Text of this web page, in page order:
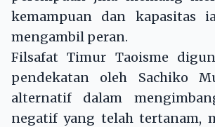
kemampuan dan kapasitas
mengambil peran.
Filsafat Timur Taoisme
pendekatan oleh Sachiko
alternatif dalam
negatif yang telah tertanam,